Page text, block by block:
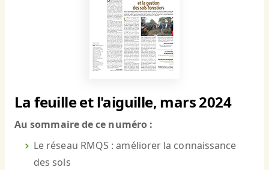
La feuille et l'aiguille, mars 2024
Au sommaire de ce numéro :
Le réseau RMQS : améliorer la connaissance
des sols